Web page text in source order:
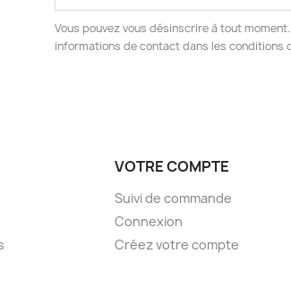
Vous pouvez vous désinscrire à tout
informations de contact dans les conditions
VOTRE COMPTE
Suivi de commande
Connexion
Créez votre compte